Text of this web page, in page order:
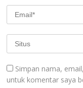
Simpan nama,
untuk komentar saya